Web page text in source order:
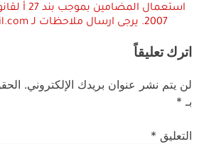
استعمال
2007. يرجى ارسال ملاحظات لـ akkanet.net@gmail.com
اترك تعليقاً
لن يتم نشر عنوان بريدك الإلكتروني.
بـ *
التعليق *